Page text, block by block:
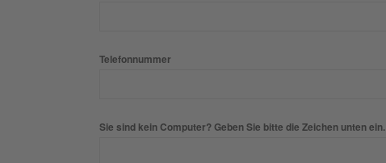
Telefonnummer
Sie sind kein Computer? Geben Sie bitte die Zeichen unten ein.